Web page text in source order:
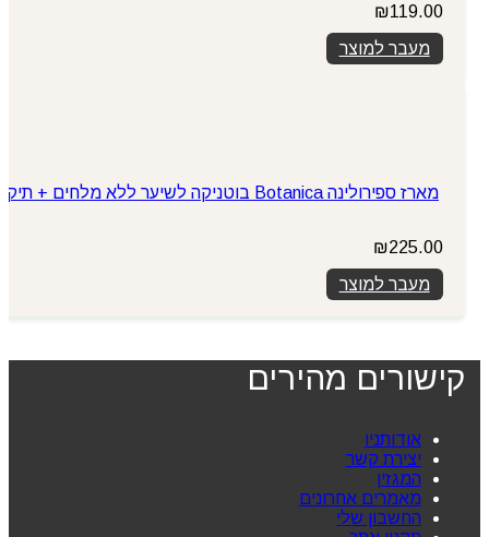
₪119.00
מעבר למוצר
מארז ספירולינה Botanica בוטניקה לשיער ללא מלחים + תיק
₪225.00
מעבר למוצר
קישורים מהירים
אודותניו
יצירת קשר
המגזין
מאמרים אחרונים
החשבון שלי